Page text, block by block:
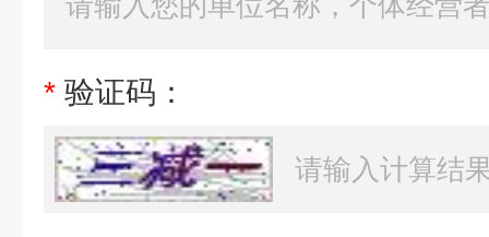
* 验证码：